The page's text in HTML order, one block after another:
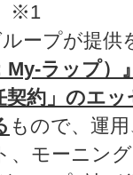
※1
ープが提供
My-ラップ
契約」のエ
もので、運
、モーニン